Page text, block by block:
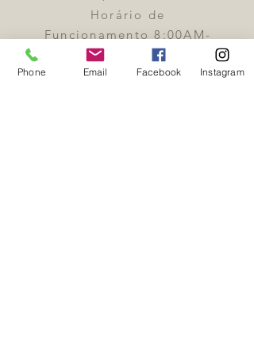
Horário de
Funcionamento 8:00AM-
6:00PM
Phone Email Facebook Instagram